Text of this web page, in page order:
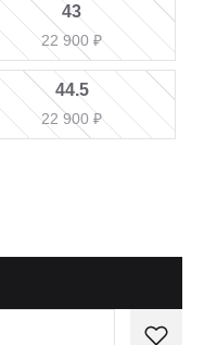
43
22 900 ₽
44.5
22 900 ₽